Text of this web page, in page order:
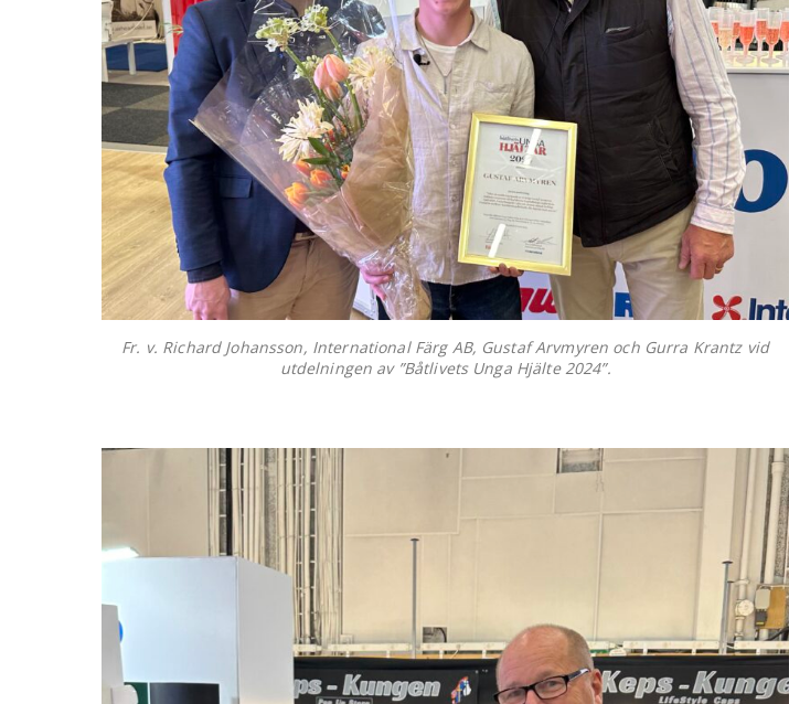
Fr. v. Richard Johansson, International Färg AB, Gustaf Arvmyren och Gurra Krantz vid
utdelningen av ”Båtlivets Unga Hjälte 2024”.